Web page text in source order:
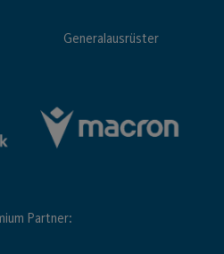
Generalausrüster
Partner: